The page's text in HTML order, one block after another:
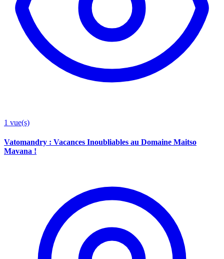
1 vue(s)
Vatomandry : Vacances Inoubliables au Domaine Maitso
Mavana !